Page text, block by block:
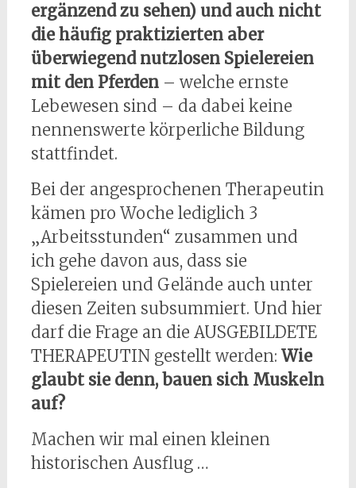
ergänzend zu sehen) und auch nicht
die häufig praktizierten aber
überwiegend nutzlosen Spielereien
mit den Pferden– welche ernste
Lebewesen sind – da dabei keine
nennenswerte körperliche Bildung
stattfindet.
Bei der angesprochenen Therapeutin
kämen pro Woche lediglich 3
„Arbeitsstunden“ zusammen und
ich gehe davon aus, dass sie
Spielereien und Gelände auch unter
diesen Zeiten subsummiert. Und hier
darf die Frage an die AUSGEBILDETE
THERAPEUTIN gestellt werden: Wie
glaubt sie denn, bauen sich Muskeln
auf?
Machen wir mal einen kleinen
historischen Ausflug …